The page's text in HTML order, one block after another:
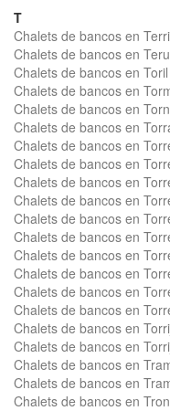
T
Chalets de bancos en
Chalets de bancos en
Chalets de bancos en
Chalets de bancos en
Chalets de bancos en
Chalets de bancos en
Chalets de bancos en
Chalets de bancos en
Chalets de bancos en
Chalets de bancos en
Chalets de bancos en
Chalets de bancos en
Chalets de bancos en
Chalets de bancos en
Chalets de bancos en
Chalets de bancos en
Chalets de bancos en
Chalets de bancos en
Chalets de bancos en
Chalets de bancos en
Chalets de bancos en